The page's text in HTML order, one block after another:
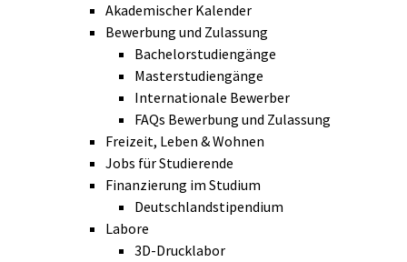
Akademischer Kalender
Bewerbung und Zulassung
Bachelorstudiengänge
Masterstudiengänge
Internationale Bewerber
FAQs Bewerbung und Zulassung
Freizeit, Leben & Wohnen
Jobs für Studierende
Finanzierung im Studium
Deutschlandstipendium
Labore
3D-Drucklabor